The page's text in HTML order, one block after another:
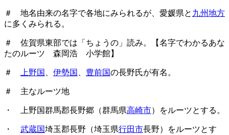
＃ 地名由来の名字で各地にみられるが、愛媛県と 九州地方
に多くみられる。
＃ 佐賀県東部では「ちょうの」読み。【名字でわかるあな
たのルーツ 森岡浩 小学館】
＃ 上野国 伊勢国 豊前国の長野氏が有名。
＃ 主なルーツ地
・ 上野国群馬郡長野郷（群馬県高崎市）をルーツとする。
・ 武蔵国埼玉郡長野（埼玉県行田市長野）をルーツとす